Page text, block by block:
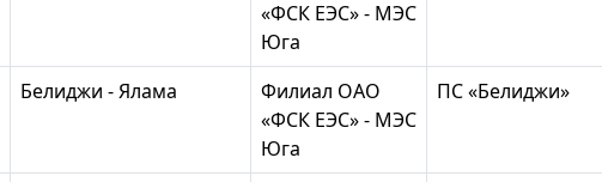
«ФСК ЕЭС» - МЭС
Юга
Белиджи - Ялама
Филиал ОАО
«ФСК ЕЭС» - МЭС
Юга
ПС «Белиджи»